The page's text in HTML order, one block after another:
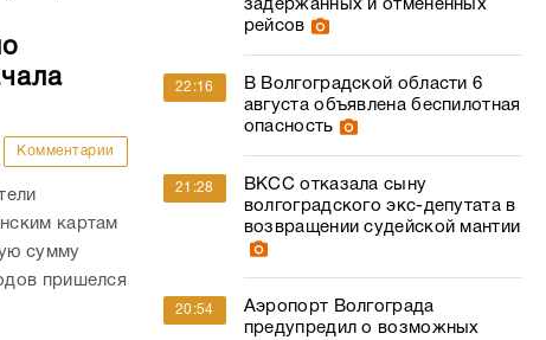
Комментарии
картам
сумму
пришелся
задержанных и отмененных
рейсов
22:16
В Волгоградской области 6
августа объявлена беспилотная
опасность
21:28
ВКСС отказала сыну
волгоградского экс-депутата в
возвращении судейской мантии
20:54
Аэропорт Волгограда
предупредил о возможных